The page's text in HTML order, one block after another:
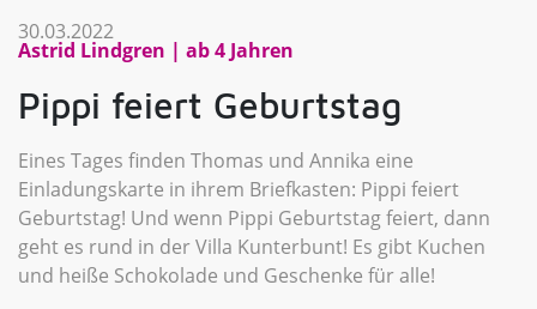
30.03.2022
Astrid Lindgren ab 4 Jahren
Pippi feiert Geburtstag
Eines Tages finden Thomas und Annika eine
Einladungskarte in ihrem Briefkasten: Pippi feiert
Geburtstag! Und wenn Pippi Geburtstag feiert, dann
geht es rund in der Villa Kunterbunt! Es gibt Kuchen
und heiße Schokolade und Geschenke für alle!